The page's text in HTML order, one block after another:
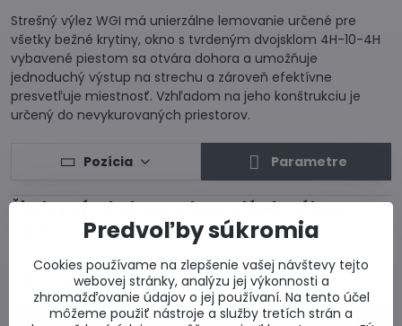
Strešný výlez WGI má unierzálne lemovanie určené pre
všetky bežné krytiny, okno s tvrdeným dvojsklom 4H-10-4H
vybavené piestom sa otvára dohora a umožňuje
jednoduchý výstup na strechu a zároveň efektívne
presvetľuje miestnosť. Vzhľadom na jeho konštrukciu je
určený do nevykurovaných priestorov.
Pozícia Parametre
ZDROJ: www.fakro.sk
Predvoľby súkromia
Cookies používame na zlepšenie vašej návštevy tejto
webovej stránky, analýzu jej výkonnosti a
zhromažďovanie údajov o jej používaní. Na tento účel
môžeme použiť nástroje a služby tretích strán a